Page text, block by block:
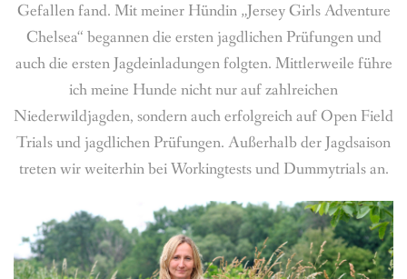
Gefallen fand. Mit meiner Hündin „Jersey Girls Adventure
Chelsea“ begannen die ersten jagdlichen Prüfungen und
auch die ersten Jagdeinladungen folgten. Mittlerweile führe
ich meine Hunde nicht nur auf zahlreichen
Niederwildjagden, sondern auch erfolgreich auf Open Field
Trials und jagdlichen Prüfungen. Außerhalb der Jagdsaison
treten wir weiterhin bei Workingtests und Dummytrials an.